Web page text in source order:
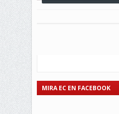
MIRA EC EN FACEBOOK